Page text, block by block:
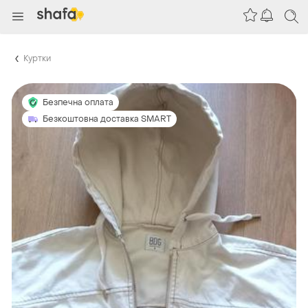
Куртки
Безпечна оплата
Безкоштовна доставка SMART